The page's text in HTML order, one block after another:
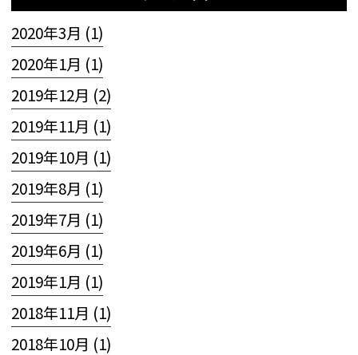
2020年3月 (1)
2020年1月 (1)
2019年12月 (2)
2019年11月 (1)
2019年10月 (1)
2019年8月 (1)
2019年7月 (1)
2019年6月 (1)
2019年1月 (1)
2018年11月 (1)
2018年10月 (1)